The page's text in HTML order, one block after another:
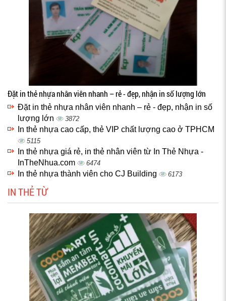
Đặt in thẻ nhựa nhân viên nhanh – rẻ - đẹp, nhận in số lượng lớn
Đặt in thẻ nhựa nhân viên nhanh – rẻ - đẹp, nhận in số
lượng lớn
3872
In thẻ nhựa cao cấp, thẻ VIP chất lượng cao ở TPHCM
5115
In thẻ nhựa giá rẻ, in thẻ nhân viên từ In Thẻ Nhựa -
InTheNhua.com
6474
In thẻ nhựa thành viên cho CJ Building 6173
IN THẺ TỪ